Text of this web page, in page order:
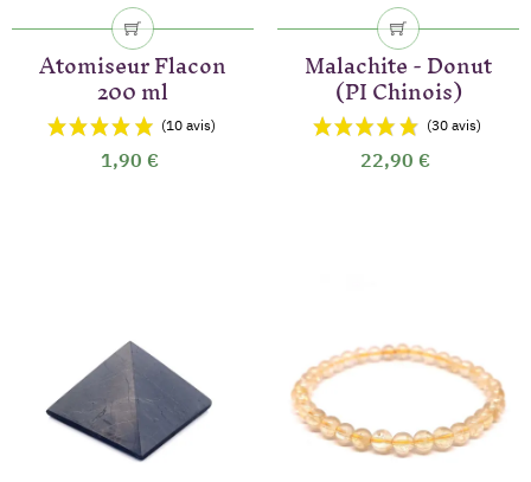
Atomiseur Flacon
200 ml
1,90 €
Malachite - Donut
(PI Chinois)
22,90 €